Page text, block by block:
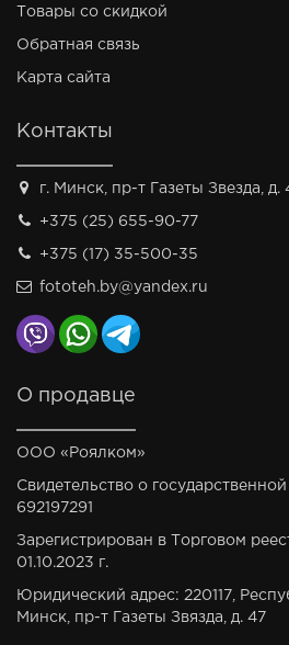
Товары со скидкой
Обратная связь
Карта сайта
Контакты
г. Минск, пр-т Газеты Звезда, д.
+375 (25) 655-90-77
+375 (17) 35-500-35
fototeh.by@yandex.ru
О продавце
ООО «Роялком»
Свидетельство о
692197291
Зарегистрирован в Торговом
01.10.2023 г.
Юридический адрес: 220117,
Минск, пр-т Газеты Звязда, д. 47